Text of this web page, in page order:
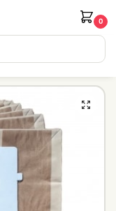
0
30€ d’achat.